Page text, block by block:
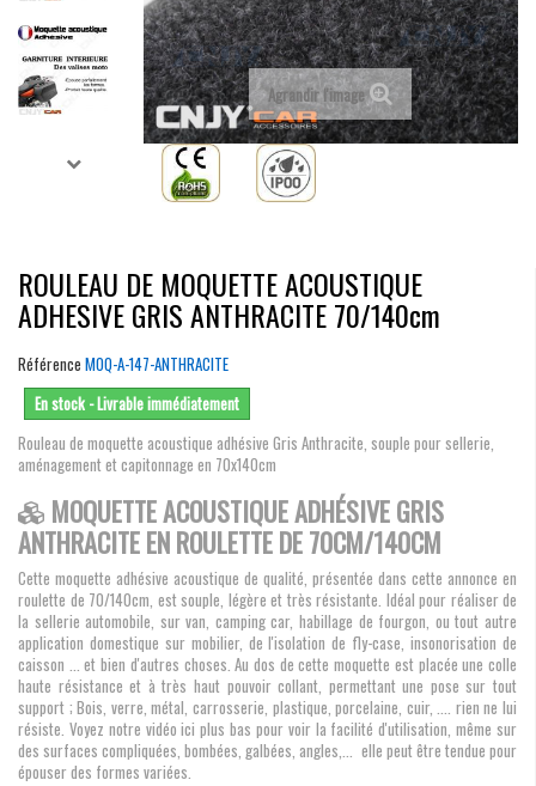
Agrandir l'image
ROULEAU DE MOQUETTE ACOUSTIQUE
ADHESIVE GRIS ANTHRACITE 70/140cm
Référence MOQ-A-147-ANTHRACITE
En stock - Livrable immédiatement
Rouleau de moquette acoustique adhésive Gris Anthracite, souple pour sellerie,
aménagement et capitonnage en 70x140cm
MOQUETTE ACOUSTIQUE ADHÉSIVE GRIS
ANTHRACITE EN ROULETTE DE 70CM/140CM
Cette moquette adhésive acoustique de qualité, présentée dans cette annonce en
roulette de 70/140cm, est souple, légère et très résistante. Idéal pour réaliser de
la sellerie automobile, sur van, camping car, habillage de fourgon, ou tout autre
application domestique sur mobilier, de l'isolation de fly-case, insonorisation de
caisson ... et bien d'autres choses. Au dos de cette moquette est placée une colle
haute résistance et à très haut pouvoir collant, permettant une pose sur tout
support ; Bois, verre, métal, carrosserie, plastique, porcelaine, cuir, .... rien ne lui
résiste. Voyez notre vidéo ici plus bas pour voir la facilité d'utilisation, même sur
des surfaces compliquées, bombées, galbées, angles,... elle peut être tendue pour
épouser des formes variées.